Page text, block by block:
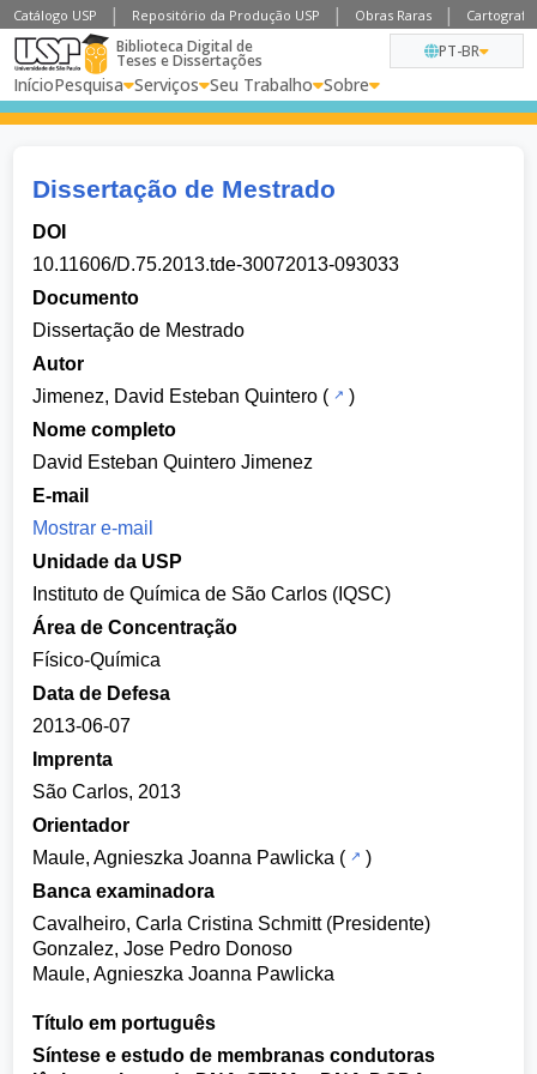
Catálogo USP Repositório da Produção USP Obras Raras
Biblioteca Digital de
Teses e Dissertações
InícioPesquisa Serviços Seu Trabalho Sobre
PT-BR
Dissertação de Mestrado
DOI
10.11606/D.75.2013.tde-30072013-093033
Documento
Dissertação de Mestrado
Autor
Jimenez, David Esteban Quintero (
)
Nome completo
David Esteban Quintero Jimenez
E-mail
Mostrar e-mail
Unidade da USP
Instituto de Química de São Carlos (IQSC)
Área de Concentração
Físico-Química
Data de Defesa
2013-06-07
Imprenta
São Carlos, 2013
Orientador
Maule, Agnieszka Joanna Pawlicka (
)
Banca examinadora
Cavalheiro, Carla Cristina Schmitt (Presidente)
Gonzalez, Jose Pedro Donoso
Maule, Agnieszka Joanna Pawlicka
Título em português
Síntese e estudo de membranas condutoras